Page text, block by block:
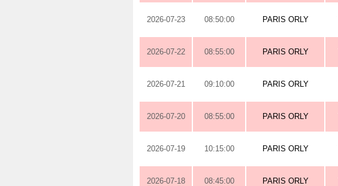
2026-07-23 08:50:00 PARIS ORLY
2026-07-22 08:55:00 PARIS ORLY
2026-07-21 09:10:00 PARIS ORLY
2026-07-20 08:55:00 PARIS ORLY
2026-07-19 10:15:00 PARIS ORLY
2026-07-18 08:45:00 PARIS ORLY